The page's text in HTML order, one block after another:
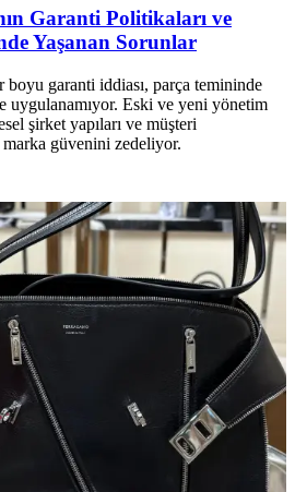
Garanti Politikaları ve
Yaşanan Sorunlar
boyu garanti iddiası, parça temininde
uygulanamıyor. Eski ve yeni yönetim
şirket yapıları ve müşteri
güvenini zedeliyor.